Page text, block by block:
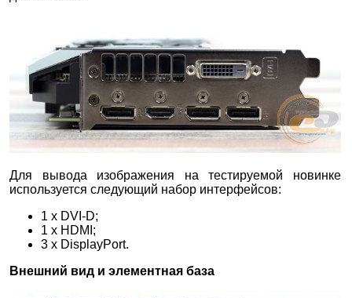
Для вывода изображения на тестируемой новинке
используется следующий набор интерфейсов:
1 х DVI-D;
1 х HDMI;
3 х DisplayPort.
Внешний вид и элементная база